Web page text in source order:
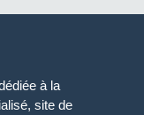
à la
site de